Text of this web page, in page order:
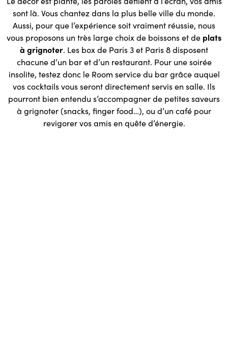
sont là. Vous chantez dans la plus belle ville du monde.
Aussi, pour que l’expérience soit vraiment réussie, nous
vous proposons un très large choix de boissons et de plats
à grignoter. Les box de Paris 3 et Paris 8 disposent
chacune d’un bar et d’un restaurant. Pour une soirée
insolite, testez donc le Room service du bar grâce auquel
vos cocktails vous seront directement servis en salle. Ils
pourront bien entendu s’accompagner de petites saveurs
à grignoter (snacks, finger food…), ou d’un café pour
revigorer vos amis en quête d’énergie.